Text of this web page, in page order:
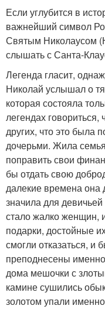
Если углубится в
важнейший символ
Святым Николаусом
слышать с Санта-
Легенда гласит,
Николай услышал о
которая состояла
легендах
других, что это была
дочерьми. Жила
поправить свои
бы отдать свою
далекие времена она
значила для
стало жалко женщин,
подарки, достойные
смогли отказаться, и
преподнесены
дома мешочки с
камине сушились
золотом упали